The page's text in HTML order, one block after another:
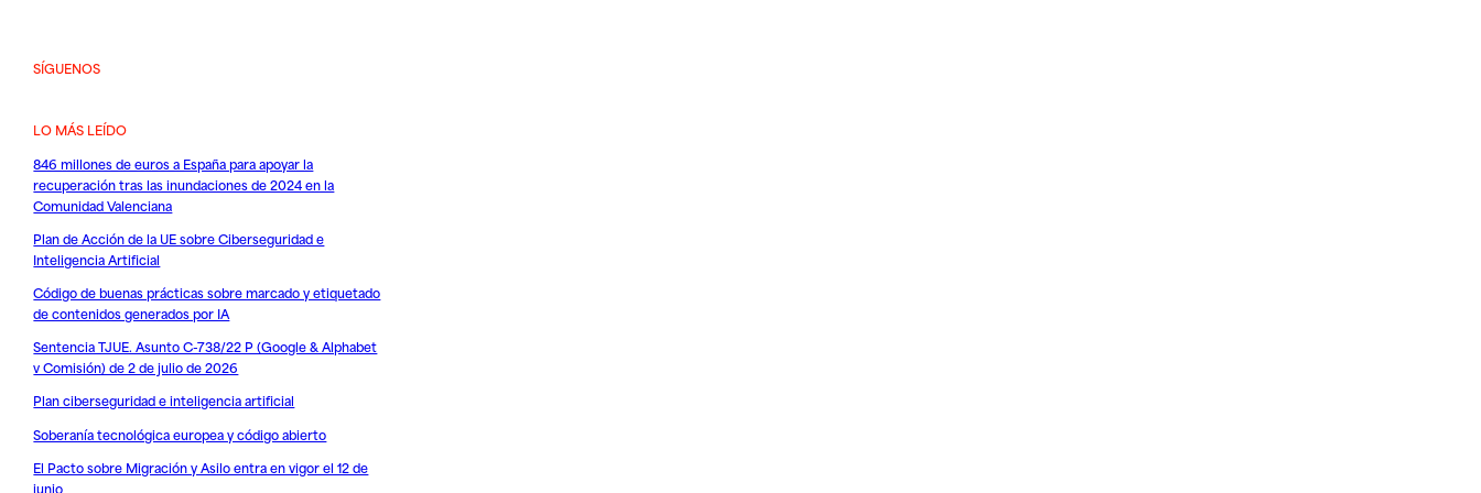
SÍGUENOS
LO MÁS LEÍDO
846 millones de euros a España para apoyar la
recuperación tras las inundaciones de 2024 en la
Comunidad Valenciana
Plan de Acción de la UE sobre Ciberseguridad e
Inteligencia Artificial
Código de buenas prácticas sobre marcado y etiquetado
de contenidos generados por IA
Sentencia TJUE. Asunto C-738/22 P (Google & Alphabet
v Comisión) de 2 de julio de 2026
Plan ciberseguridad e inteligencia artificial
Soberanía tecnológica europea y código abierto
El Pacto sobre Migración y Asilo entra en vigor el 12 de
junio